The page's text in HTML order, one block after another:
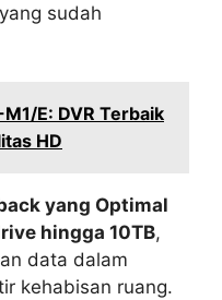
sudah
E: DVR Terbaik
HD
yang Optimal
hingga 10TB,
data dalam
kehabisan ruang.